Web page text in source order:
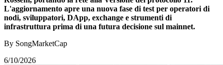
L'aggiornamento apre una nuova fase di test per operatori di
nodi, sviluppatori, DApp, exchange e strumenti di
infrastruttura prima di una futura decisione sul mainnet.
By SongMarketCap
6/10/2026